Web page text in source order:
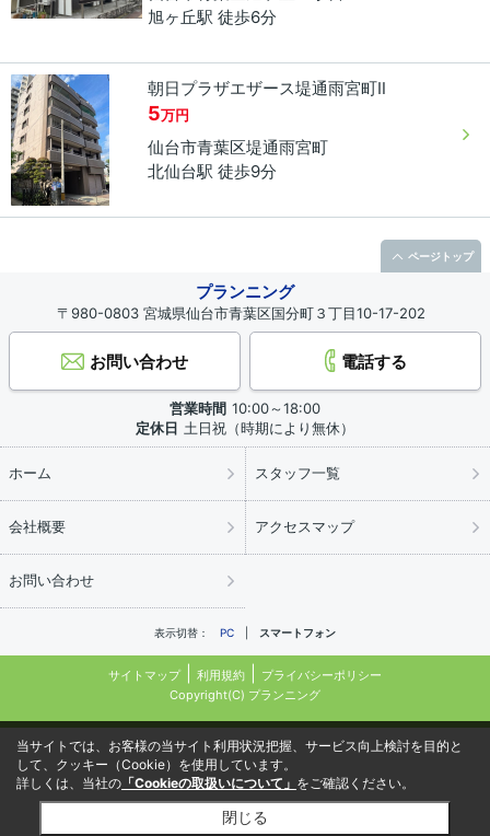
旭ヶ丘駅 徒歩6分
朝日プラザエザース堤通雨宮町Ⅱ
5万円
仙台市青葉区堤通雨宮町
北仙台駅 徒歩9分
プランニング
〒980-0803 宮城県仙台市青葉区国分町３丁目10-17-202
お問い合わせ 電話する
営業時間 10:00～18:00
定休日 土日祝（時期により無休）
ホーム スタッフ一覧
会社概要 アクセスマップ
お問い合わせ
表示切替： PC スマートフォン
サイトマップ 利用規約
プライバシーポリシー
Copyright(C) プランニング
ページトップ
当サイトでは、お客様の当サイト利用状況把握、サービス向上検討を目的と
して、クッキー（Cookie）を使用しています。
詳しくは、当社の 「Cookieの取扱いについて」 をご確認ください。
閉じる